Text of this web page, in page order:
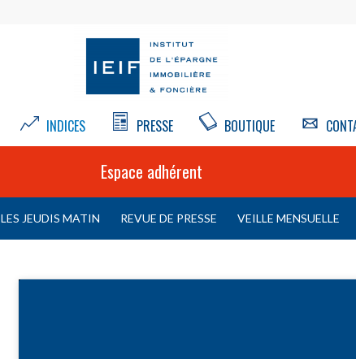
INDICES PRESSE BOUTIQUE
Espace adhérent
LES JEUDIS MATIN REVUE DE PRESSE VEILLE MENSUELLE